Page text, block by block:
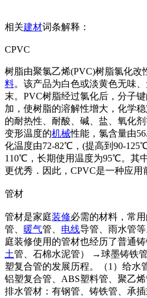
相关建材词条解释：
CPVC
树脂由聚氯乙烯(PVC)树脂氯化改
料。该产品为白色或淡黄色无味
末。PVC树脂经过氯化后，分子
加，使树脂的溶解性增大，化学
的耐热性、耐酸、碱、盐、氧化
变形温度的机械性能，氯含量由
化温度由72-82℃，(提高到90-
110℃，长期使用温度为95℃。其
更优秀．因此，CPVC是一种应用
管材
管材是家庭装修必需的材料，常
管、 暖气管、 电线导管、雨水管
庭装修使用的管材也经历了普通
土管、石棉水泥管） →球墨铸铁
塑复合管的发展历程。（1）给水
铝塑复合管、ABS塑料管、聚乙烯
排水管材：有钢管、铸铁管、承